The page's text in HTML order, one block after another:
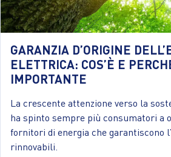
GARANZIA D’ORIGINE
ELETTRICA: COS’È E
IMPORTANTE
La crescente attenzione verso la
ha spinto sempre più consumatori a
fornitori di energia che garantiscono
rinnovabili.